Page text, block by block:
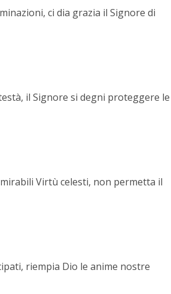
ci dia grazia il Signore di
il Signore si degni proteggere le
Virtù celesti, non permetta il
riempia Dio le anime nostre